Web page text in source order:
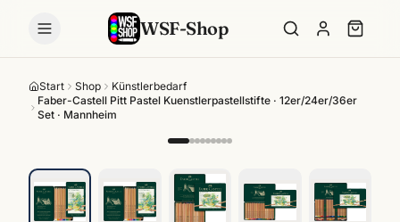
WSF-Shop
Start Shop
Künstlerbedarf
Faber-Castell Pitt Pastel Kuenstlerpastellstifte · 12er/24er/36er
Set · Mannheim